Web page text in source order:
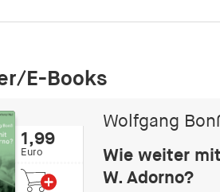
E-Books
1,99
Euro
Wolfgang
Wie weiter
W. Adorno?